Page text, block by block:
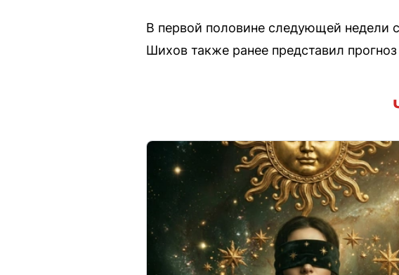
В первой половине следующей недели
Шихов также ранее представил